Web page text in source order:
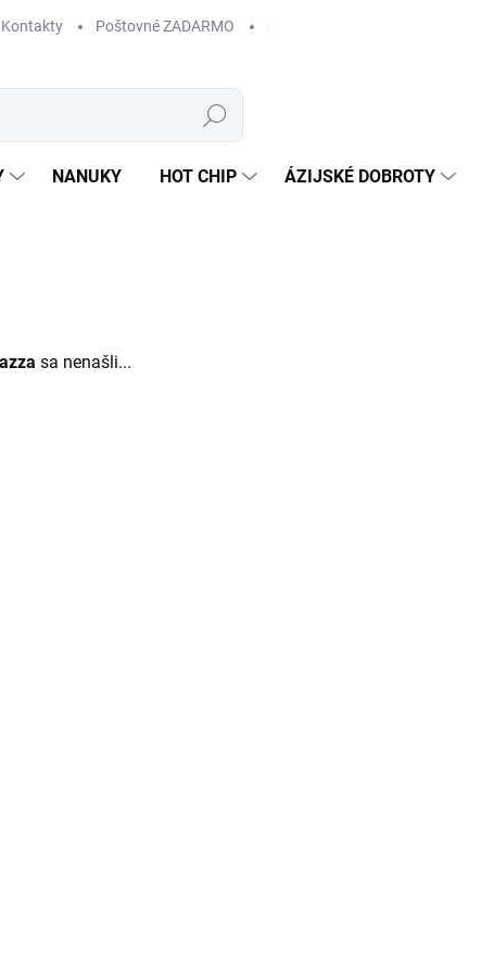
Kontakty Poštovné ZADARMO
Hľadať
NANUKY HOT CHIP ÁZIJSKÉ DOBROTY
sa nenašli...